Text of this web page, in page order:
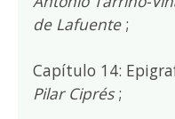
de Lafuente;
Capítulo 14:
Pilar Ciprés;